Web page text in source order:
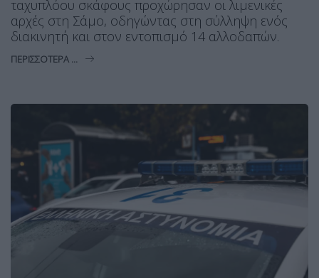
ταχυπλόου σκάφους προχώρησαν οι λιμενικές
αρχές στη Σάμο, οδηγώντας στη σύλληψη ενός
διακινητή και στον εντοπισμό 14 αλλοδαπών.
ΠΕΡΙΣΣΌΤΕΡΑ ...